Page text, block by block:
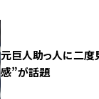
元巨人助っ人に二度
感”が話題